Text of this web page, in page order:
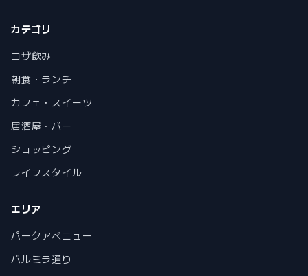
カテゴリ
コザ飲み
朝食・ランチ
カフェ・スイーツ
居酒屋・バー
ショッピング
ライフスタイル
エリア
パークアベニュー
パルミラ通り